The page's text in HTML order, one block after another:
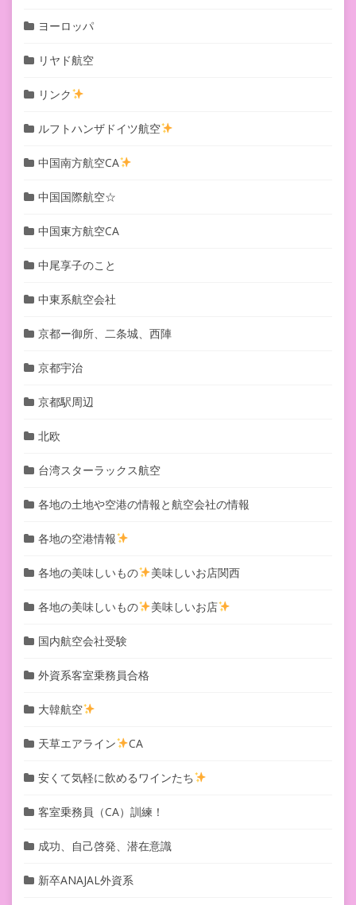
ヨーロッパ
リヤド航空
リンク
ルフトハンザドイツ航空
中国南方航空CA
中国国際航空☆
中国東方航空CA
中尾享子のこと
中東系航空会社
京都ー御所、二条城、西陣
京都宇治
京都駅周辺
北欧
台湾スターラックス航空
各地の土地や空港の情報と航空会社の情報
各地の空港情報
各地の美味しいもの 美味しいお店関西
各地の美味しいもの 美味しいお店
国内航空会社受験
外資系客室乗務員合格
大韓航空
天草エアライン CA
安くて気軽に飲めるワインたち
客室乗務員（CA）訓練！
成功、自己啓発、潜在意識
新卒ANAJAL外資系